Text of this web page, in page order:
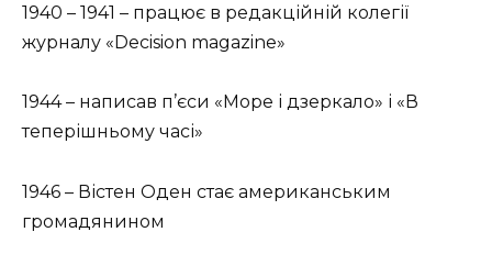
1940 – 1941 – працює в редакційній колегії
журналу «Decision magazine»
1944 – написав п’єси «Море і дзеркало» і «В
теперішньому часі»
1946 – Вістен Оден стає американським
громадянином